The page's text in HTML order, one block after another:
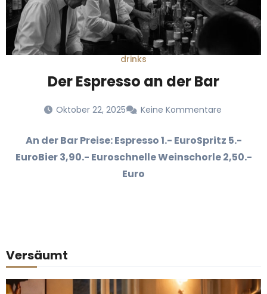
drinks
Der Espresso an der Bar
Oktober 22, 2025 Keine Kommentare
An der Bar Preise: Espresso 1.- EuroSpritz 5.-
EuroBier 3,90.- Euroschnelle Weinschorle 2,50.-
Euro
Versäumt